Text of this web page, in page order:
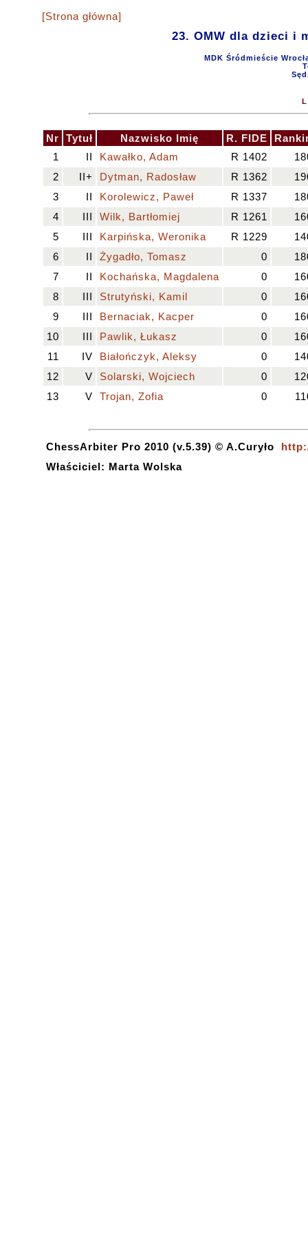
[Strona główna]
23. OMW dla dzieci i
MDK Śródmieście
Nr Tytuł Nazwisko Imię R. FIDE
1
II Kawałko, Adam R 1402
2
II+ Dytman, Radosław R 1362
3
II Korolewicz, Paweł R 1337
4
III Wilk, Bartłomiej R 1261
5
III Karpińska, Weronika R 1229
6
II Żygadło, Tomasz 0
7
II Kochańska, Magdalena 0
8
III Strutyński, Kamil 0
9
III Bernaciak, Kacper 0
10
III Pawlik, Łukasz 0
11
IV Białończyk, Aleksy 0
12
V Solarski, Wojciech 0
13
V Trojan, Zofia 0
ChessArbiter Pro 2010 (v.5.39) © A.Curyło
Właściciel: Marta Wolska